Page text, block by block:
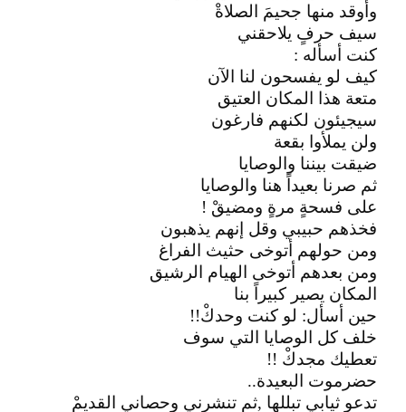
وأوقد منها جحيمَ الصلاةْ
سيف حرفٍ يلاحقني
كنت أسأله :
كيف لو يفسحون لنا الآن
متعة هذا المكان العتيق
سيجيئون لكنهم فارغون
ولن يملأوا بقعة
ضيقت بيننا والوصايا
ثم صرنا بعيداً هنا والوصايا
على فسحةٍ مرةٍ ومضيقْ !
فخذهم حبيبي وقل إنهم يذهبون
ومن حولهم أتوخى حثيث الفراغ
ومن بعدهم أتوخى الهيام الرشيق
المكان يصير كبيراً بنا
حين أسأل: لو كنت وحدكْ!!
خلف كل الوصايا التي سوف
تعطيك مجدكْ !!
حضرموت البعيدة..
تدعو ثيابي تبللها ,ثم تنشرني وحصاني القديمْ